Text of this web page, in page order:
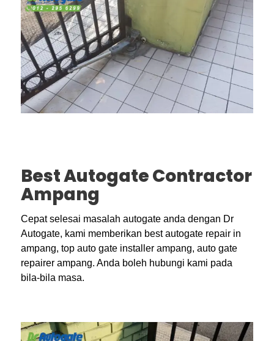
Best Autogate Contractor
Ampang
Cepat selesai masalah autogate anda dengan Dr
Autogate, kami memberikan best autogate repair in
ampang, top auto gate installer ampang, auto gate
repairer ampang. Anda boleh hubungi kami pada
bila-bila masa.